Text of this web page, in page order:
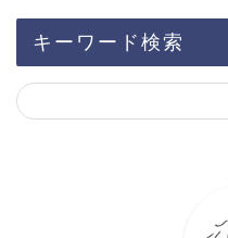
キーワード検索